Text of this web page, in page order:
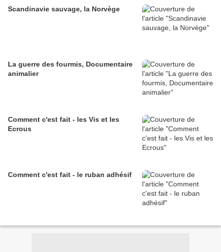
Scandinavie sauvage, la Norvège
La guerre des fourmis, Documentaire
animalier
Comment c'est fait - les Vis et les
Ecrous
Comment c'est fait - le ruban adhésif